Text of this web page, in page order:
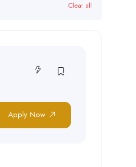
Clear all
Apply Now